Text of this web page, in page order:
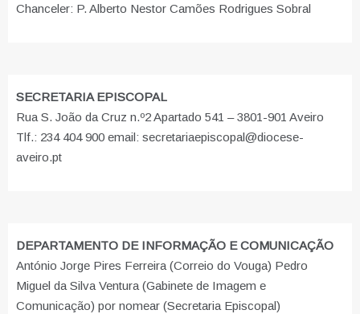
Chanceler: P. Alberto Nestor Camões Rodrigues Sobral
SECRETARIA EPISCOPAL
Rua S. João da Cruz n.º2 Apartado 541 – 3801-901 Aveiro
Tlf.: 234 404 900 email: secretariaepiscopal@diocese-
aveiro.pt
DEPARTAMENTO DE INFORMAÇÃO E COMUNICAÇÃO
António Jorge Pires Ferreira (Correio do Vouga) Pedro
Miguel da Silva Ventura (Gabinete de Imagem e
Comunicação) por nomear (Secretaria Episcopal)